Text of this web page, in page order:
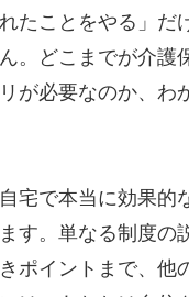
たことをやる」だ
。どこまでが介護
が必要なのか、わ
宅で本当に効果的
す。単なる制度の
ポイントまで、他